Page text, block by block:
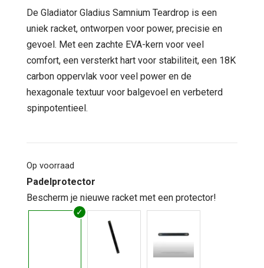
was:
€ 299,95.
is:
€ 199,95.
De Gladiator Gladius Samnium Teardrop is een
uniek racket, ontworpen voor power, precisie en
gevoel. Met een zachte EVA-kern voor veel
comfort, een versterkt hart voor stabiliteit, een 18K
carbon oppervlak voor veel power en de
hexagonale textuur voor balgevoel en verbeterd
spinpotentieel.
Op voorraad
Padelprotector
Bescherm je nieuwe racket met een protector!